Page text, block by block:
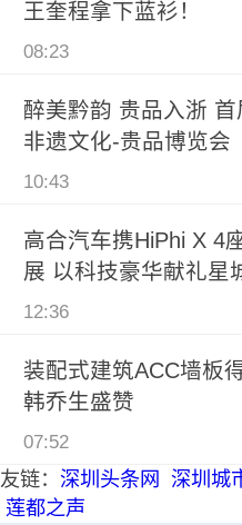
王奎程拿下蓝衫！
08:23
醉美黔韵 贵品入浙 首
非遗文化-贵品博览会
10:43
高合汽车携HiPhi X 4
展 以科技豪华献礼星
12:36
装配式建筑ACC墙板
韩乔生盛赞
07:52
友链： 深圳头条网 深圳城
莲都之声